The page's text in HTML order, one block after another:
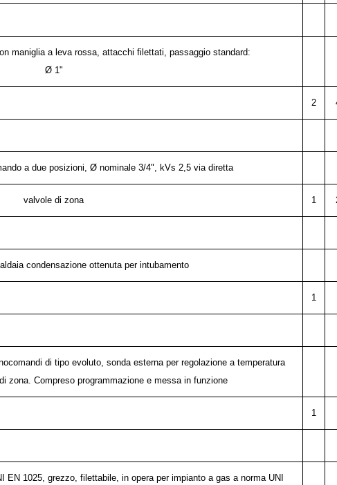
maniglia a leva rossa, attacchi filettati, passaggio standard:
Ø 1"
2
a due posizioni, Ø nominale 3/4", kVs 2,5 via diretta
valvole di zona 1
condensazione ottenuta per intubamento
1
di tipo evoluto, sonda esterna per regolazione a temperatura
zona. Compreso programmazione e messa in funzione
1
EN 1025, grezzo, filettabile, in opera per impianto a gas a norma UNI